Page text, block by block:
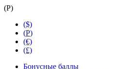
(Р)
($)
(Р)
(€)
(£)
Бонусные баллы